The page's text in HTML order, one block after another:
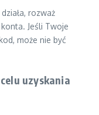
rozważ
Jeśli Twoje
może nie być
uzyskania